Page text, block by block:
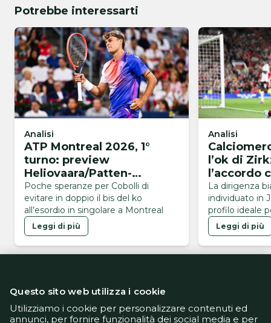
Potrebbe interessarti
Analisi
ATP Montreal 2026, 1°
turno: preview
Heliovaara/Patten-
Buse/Cobolli
Poche speranze per Cobolli di
evitare in doppio il bis del ko
all’esordio in singolare a Montreal
Leggi di più
Analisi
l’ok di
l’accordo
La dirigenza
individuato in
profilo ideale
Leggi di più
Questo sito web utilizza i cookie
Utilizziamo i cookie per personalizzare contenuti ed
annunci, per fornire funzionalità dei social media e per